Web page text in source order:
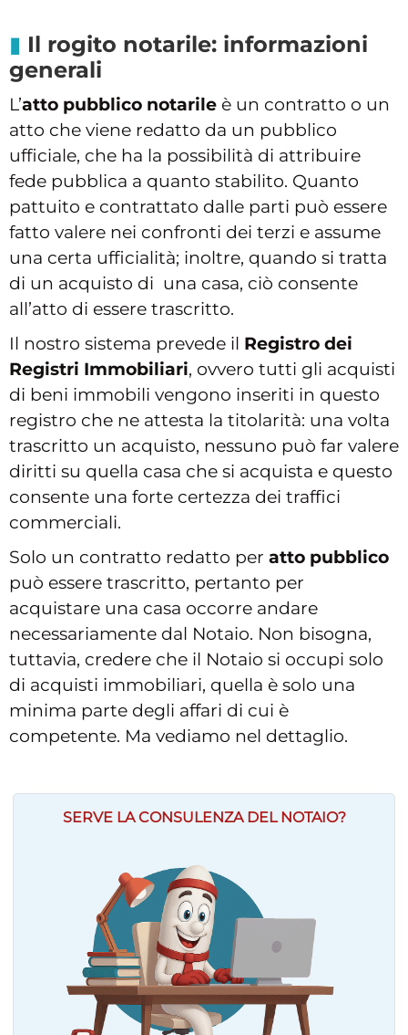
Il rogito notarile: informazioni
generali
L’atto pubblico notarile è un contratto o un
atto che viene redatto da un pubblico
ufficiale, che ha la possibilità di attribuire
fede pubblica a quanto stabilito. Quanto
pattuito e contrattato dalle parti può essere
fatto valere nei confronti dei terzi e assume
una certa ufficialità; inoltre, quando si tratta
di un acquisto di una casa, ciò consente
all’atto di essere trascritto.
Il nostro sistema prevede il Registro dei
Registri Immobiliari, ovvero tutti gli acquisti
di beni immobili vengono inseriti in questo
registro che ne attesta la titolarità: una volta
trascritto un acquisto, nessuno può far valere
diritti su quella casa che si acquista e questo
consente una forte certezza dei traffici
commerciali.
Solo un contratto redatto per atto pubblico
può essere trascritto, pertanto per
acquistare una casa occorre andare
necessariamente dal Notaio. Non bisogna,
tuttavia, credere che il Notaio si occupi solo
di acquisti immobiliari, quella è solo una
minima parte degli affari di cui è
competente. Ma vediamo nel dettaglio.
SERVE LA CONSULENZA DEL NOTAIO?